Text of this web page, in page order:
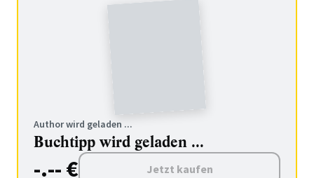
Author wird geladen ...
Buchtipp wird geladen ...
-.-- € Jetzt kaufen